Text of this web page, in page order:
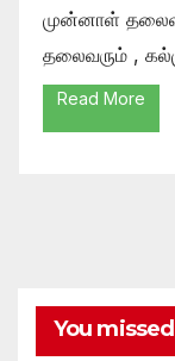
முன்னாள்
தலைவரும் ,
Read More
You missed